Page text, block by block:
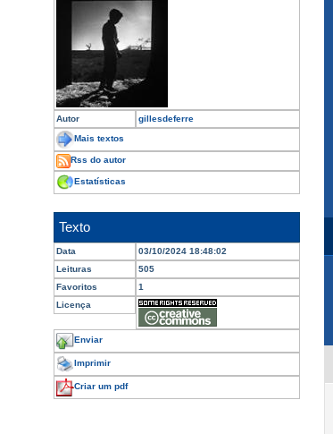
Autor gillesdeferre
Mais textos
Rss do autor
Estatísticas
Texto
Data
03/10/2024 18:48:02
Leituras
505
Favoritos
1
Licença
Enviar
Imprimir
Criar um pdf